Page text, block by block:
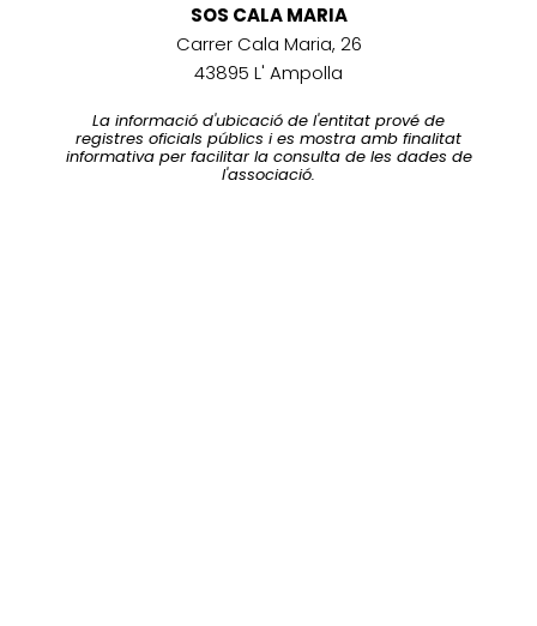
SOS CALA MARIA
Carrer Cala Maria, 26
43895 L' Ampolla
La informació d'ubicació de l'entitat prové de
registres oficials públics i es mostra amb finalitat
informativa per facilitar la consulta de les dades de
l'associació.